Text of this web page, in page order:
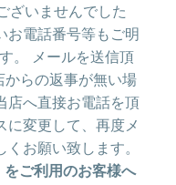
ざいませんでした
お電話番号等もご明
。 メールを送信頂
からの返事が無い場
店へ直接お電話を頂
に変更して、再度メ
お願い致します。
ご利用のお客様へ